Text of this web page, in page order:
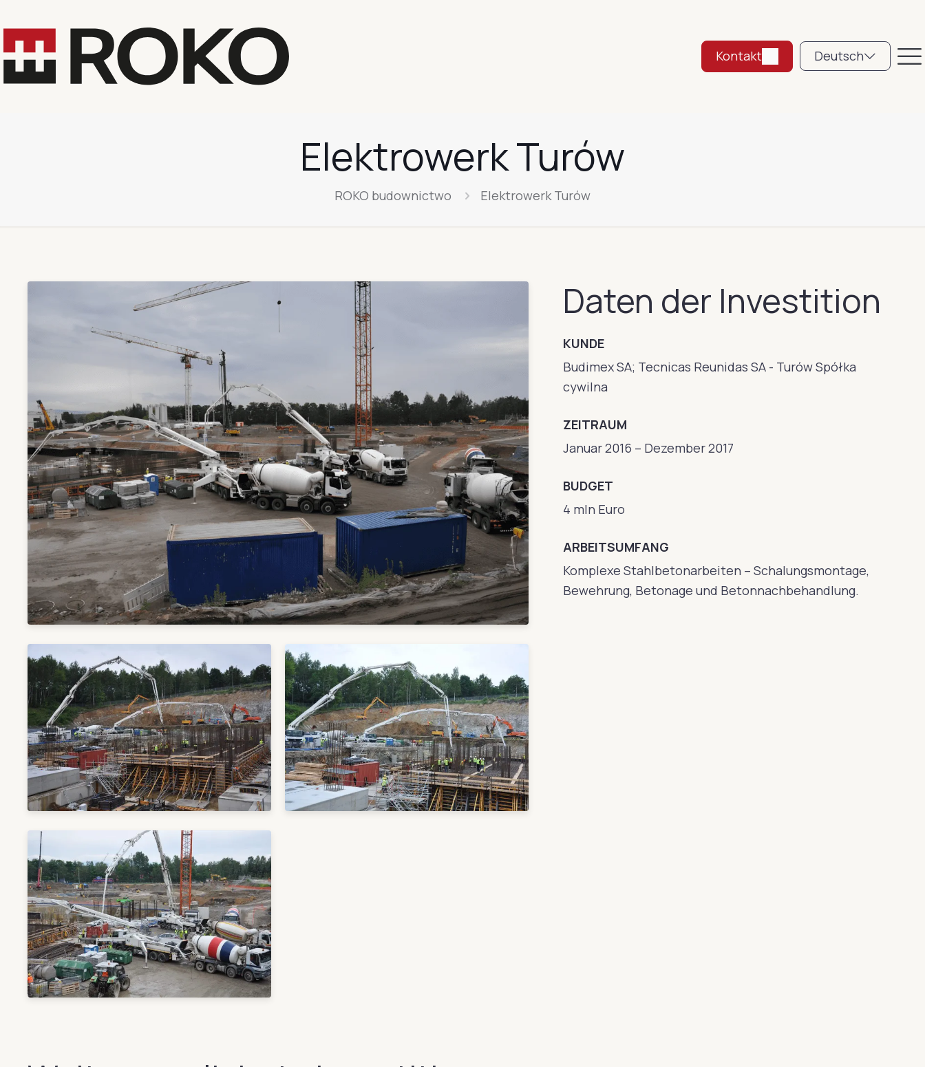
Kontakt Deutsch
Elektrowerk Turów
ROKO budownictwo Elektrowerk Turów
Daten der Investition
KUNDE
Budimex SA; Tecnicas Reunidas SA - Turów Spółka
cywilna
ZEITRAUM
Januar 2016 – Dezember 2017
BUDGET
4 mln Euro
ARBEITSUMFANG
Komplexe Stahlbetonarbeiten – Schalungsmontage,
Bewehrung, Betonage und Betonnachbehandlung.